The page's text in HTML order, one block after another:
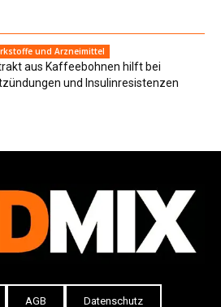
und Arzneimittel
aus Kaffeebohnen hilft bei
und Insulinresistenzen
AGB Datenschutz